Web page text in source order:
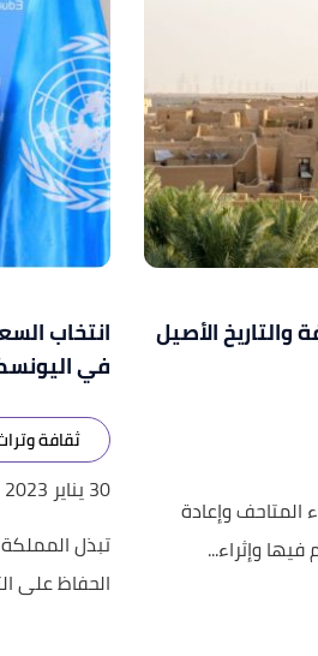
والتاريخ الأصيل
المتاحف وإعادة
فيها وإثراء...
انتخاب
في
ثقافة
30 يناير 2023
تبذل
الحفاظ على